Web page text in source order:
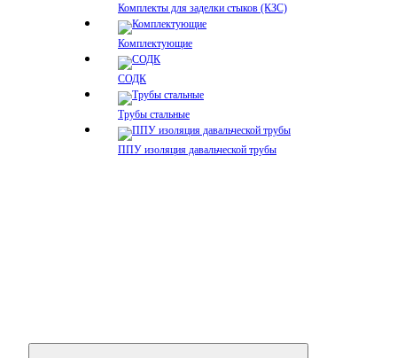
Комплекты для заделки стыков (КЗС)
Комплектующие
СОДК
Трубы стальные
ППУ изоляция давальческой трубы